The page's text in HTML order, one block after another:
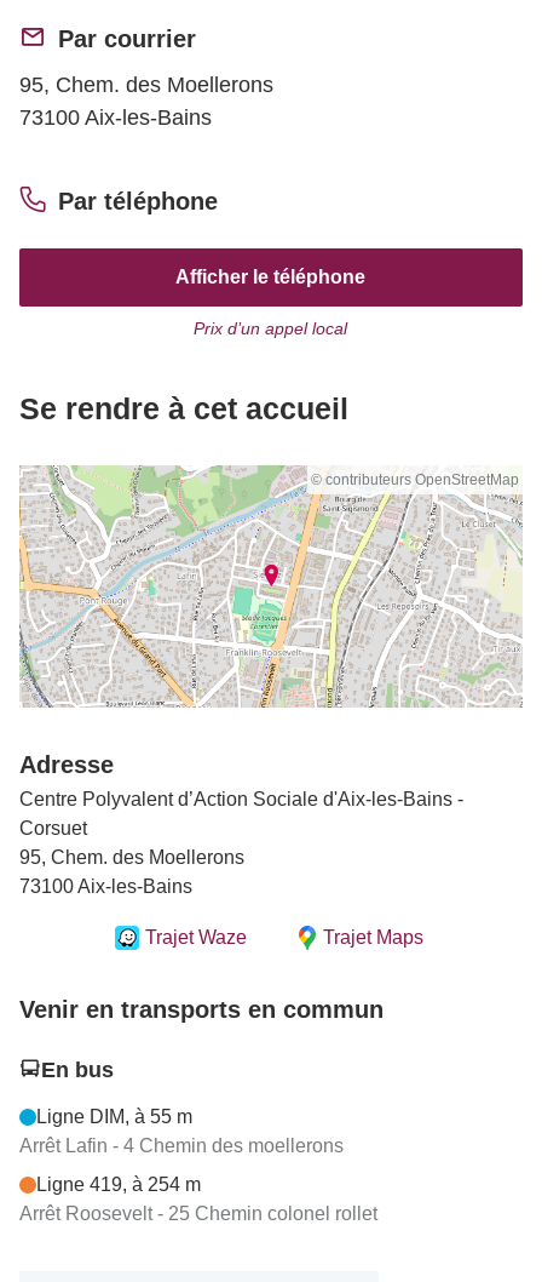
Par courrier
95, Chem. des Moellerons
73100 Aix-les-Bains
Par téléphone
Afficher le téléphone
Prix d’un appel local
Se rendre à cet accueil
© contributeurs OpenStreetMap
Adresse
Centre Polyvalent d’Action Sociale d'Aix-les-Bains -
Corsuet
95, Chem. des Moellerons
73100 Aix-les-Bains
Trajet Waze Trajet Maps
Venir en transports en commun
En bus
Ligne DIM, à 55 m
Arrêt Lafin - 4 Chemin des moellerons
Ligne 419, à 254 m
Arrêt Roosevelt - 25 Chemin colonel rollet